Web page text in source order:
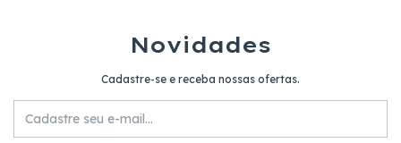
Novidades
Cadastre-se e receba nossas ofertas.